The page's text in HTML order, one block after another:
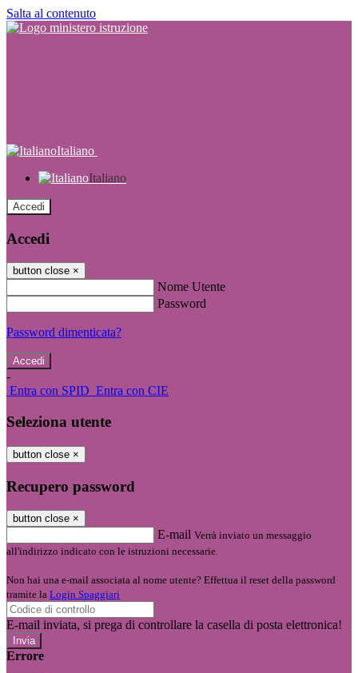
Salta al contenuto
Italiano
Italiano
Accedi
Accedi
button close ×
Nome Utente
Password
Password dimenticata?
-
Entra con SPID Entra con CIE
Seleziona utente
button close ×
Recupero password
button close ×
E-mail Verrà inviato un messaggio
all'indirizzo indicato con le istruzioni necessarie.
Non hai una e-mail associata al nome utente? Effettua il reset della password
tramite la Login Spaggiari
E-mail inviata, si prega di controllare la casella di posta elettronica!
Errore